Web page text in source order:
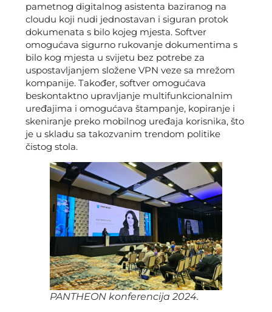
pametnog digitalnog asistenta baziranog na
cloudu koji nudi jednostavan i siguran protok
dokumenata s bilo kojeg mjesta. Softver
omogućava sigurno rukovanje dokumentima s
bilo kog mjesta u svijetu bez potrebe za
uspostavljanjem složene VPN veze sa mrežom
kompanije. Također, softver omogućava
beskontaktno upravljanje multifunkcionalnim
uređajima i omogućava štampanje, kopiranje i
skeniranje preko mobilnog uređaja korisnika, što
je u skladu sa takozvanim trendom politike
čistog stola.
PANTHEON konferencija 2024.